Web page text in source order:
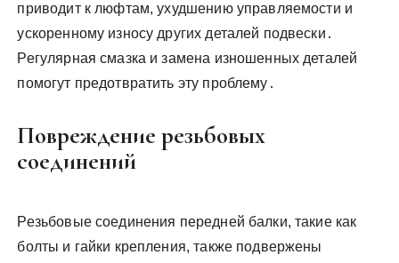
приводит к люфтам, ухудшению управляемости и
ускоренному износу других деталей подвески․
Регулярная смазка и замена изношенных деталей
помогут предотвратить эту проблему․
Повреждение резьбовых
соединений
Резьбовые соединения передней балки, такие как
болты и гайки крепления, также подвержены